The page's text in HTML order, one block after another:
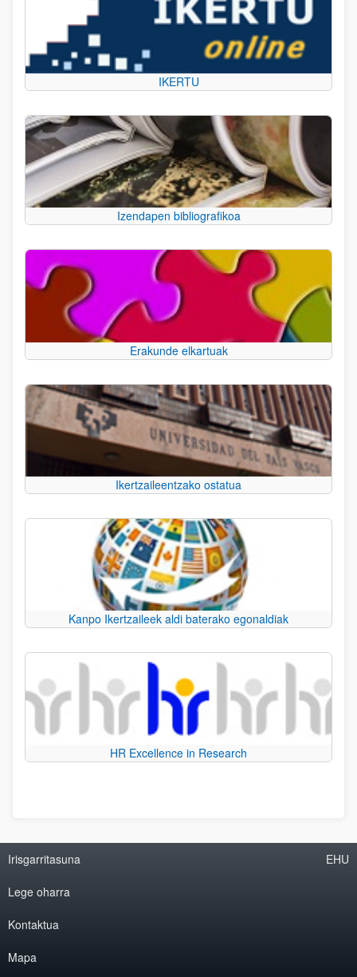
IKERTU
Izendapen bibliografikoa
Erakunde elkartuak
Ikertzaileentzako ostatua
Kanpo Ikertzaileek aldi baterako egonaldiak
HR Excellence in Research
Irisgarritasuna
Lege oharra
Kontaktua
Mapa
EHU